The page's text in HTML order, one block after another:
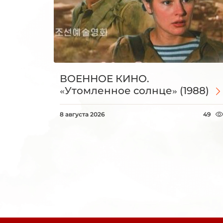
ВОЕННОЕ КИНО.
«Утомленное солнце» (1988)
8 августа 2026 49